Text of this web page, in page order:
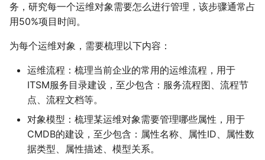
v1.5.1(20220606)
v1.5.0(20220528)
v1.4.2(20220418)
v1.4.1(20220322)
v1.4.0(20220304)
务，研究每一个运维对象需要怎么进行管理，该步骤通常占
用50%项目时间。
为每个运维对象，需要梳理以下内容：
运维流程：梳理当前企业的常用的运维流程，用于
ITSM服务目录建设，至少包含：服务流程图、流程节
点、流程文档等。
对象模型：梳理某运维对象需要管理哪些属性，用于
CMDB的建设，至少包含：属性名称、属性ID、属性数
据类型、属性描述、模型关系。